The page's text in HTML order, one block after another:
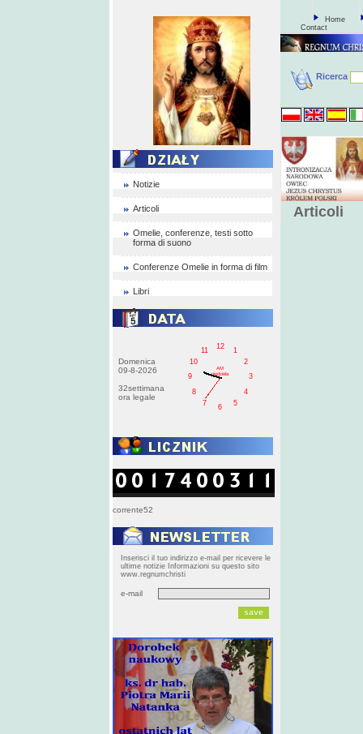
Notizie
Articoli
Omelie, conferenze, testi sotto
forma di suono
Conferenze Omelie in forma di film
Libri
Domenica
09-8-2026
32settimana
ora legale
1
2
3
4
5
6
7
8
9
10
11
12
AM
niedziela
corrente52
Inserisci il tuo indirizzo e-mail per ricevere le
ultime notizie Informazioni su questo sito
www.regnumchristi
e-mail
Home
Contact
Ricerca
Articoli